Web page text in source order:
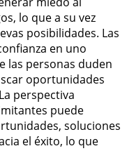
lo que a su vez
posibilidades. Las
en uno
las personas duden
oportunidades
perspectiva
puede
soluciones
el éxito, lo que